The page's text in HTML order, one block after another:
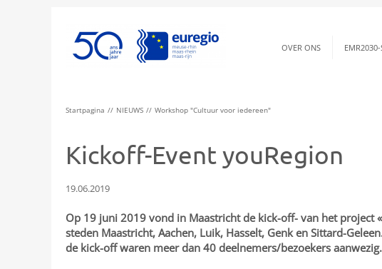
OVER ONS EMR2030-
Startpagina NIEUWS Workshop "Cultuur voor iedereen"
Kickoff-Event youRegion
19.06.2019
Op 19 juni 2019 vond in Maastricht de kick-off- van het project
steden Maastricht, Aachen, Luik, Hasselt, Genk en Sittard-
de kick-off waren meer dan 40 deelnemers/bezoekers aanwezig.